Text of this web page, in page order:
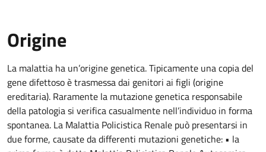
Origine
La malattia ha un’origine genetica. Tipicamente una copia del
gene difettoso è trasmessa dai genitori ai figli (origine
ereditaria). Raramente la mutazione genetica responsabile
della patologia si verifica casualmente nell’individuo in forma
spontanea. La Malattia Policistica Renale può presentarsi in
due forme, causate da differenti mutazioni genetiche: • la